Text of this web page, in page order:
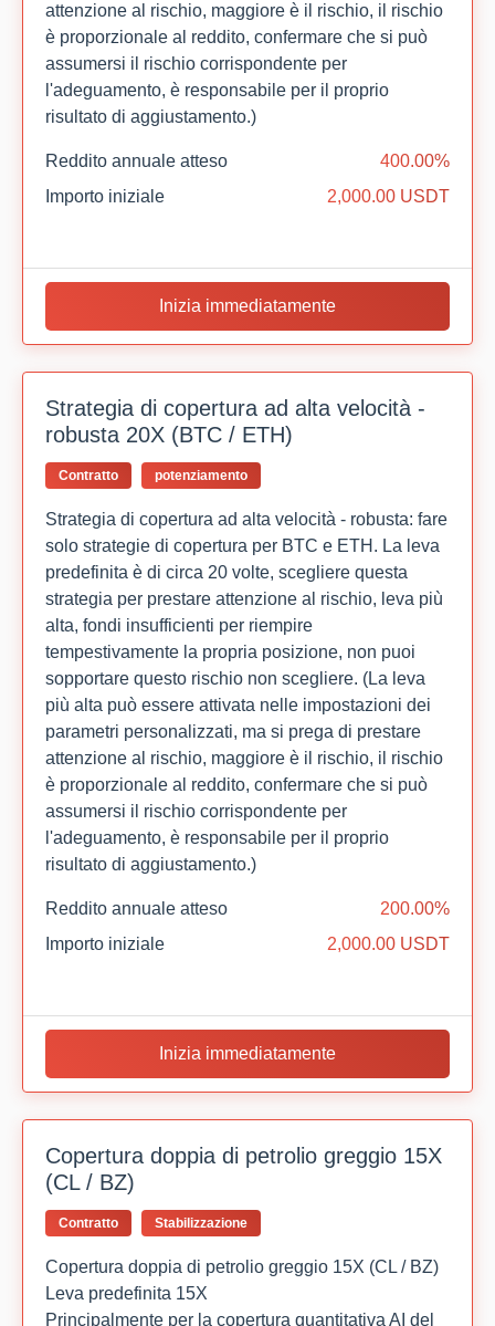
attenzione al rischio, maggiore è il rischio, il rischio
è proporzionale al reddito, confermare che si può
assumersi il rischio corrispondente per
l'adeguamento, è responsabile per il proprio
risultato di aggiustamento.)
Reddito annuale atteso
400.00%
Importo iniziale
2,000.00 USDT
Inizia immediatamente
Strategia di copertura ad alta velocità -
robusta 20X (BTC / ETH)
Contratto potenziamento
Strategia di copertura ad alta velocità - robusta: fare
solo strategie di copertura per BTC e ETH. La leva
predefinita è di circa 20 volte, scegliere questa
strategia per prestare attenzione al rischio, leva più
alta, fondi insufficienti per riempire
tempestivamente la propria posizione, non puoi
sopportare questo rischio non scegliere. (La leva
più alta può essere attivata nelle impostazioni dei
parametri personalizzati, ma si prega di prestare
attenzione al rischio, maggiore è il rischio, il rischio
è proporzionale al reddito, confermare che si può
assumersi il rischio corrispondente per
l'adeguamento, è responsabile per il proprio
risultato di aggiustamento.)
Reddito annuale atteso
200.00%
Importo iniziale
2,000.00 USDT
Inizia immediatamente
Copertura doppia di petrolio greggio 15X
(CL / BZ)
Contratto Stabilizzazione
Copertura doppia di petrolio greggio 15X (CL / BZ)
Leva predefinita 15X
Principalmente per la copertura quantitativa AI del